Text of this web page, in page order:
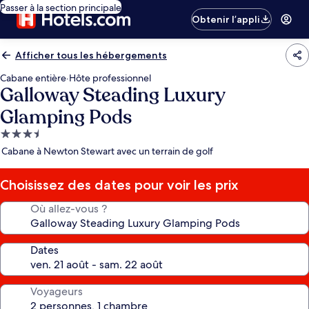
Passer à la section principale
Obtenir l’appli
Afficher tous les hébergements
Cabane entière·Hôte professionnel
Galloway Steading Luxury
Glamping Pods
Hébergement
3.5 étoiles
Cabane à Newton Stewart avec un terrain de golf
Choisissez des dates pour voir les prix
Où allez-vous ?
Dates
Voyageurs